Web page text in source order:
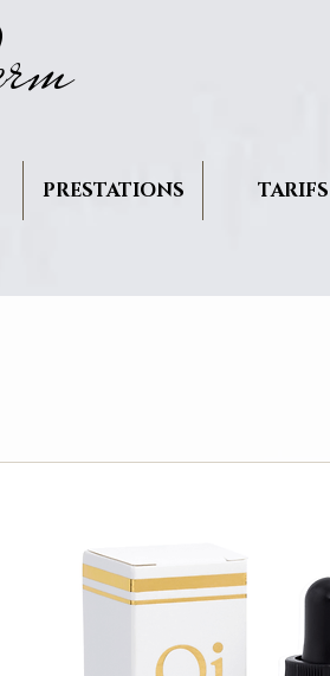
rm
PRESTATIONS TARIFS